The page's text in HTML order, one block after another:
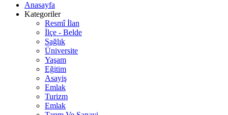
Anasayfa
Kategoriler
Resmî İlan
İlçe - Belde
Sağlık
Üniversite
Yaşam
Eğitim
Asayiş
Emlak
Turizm
Emlak